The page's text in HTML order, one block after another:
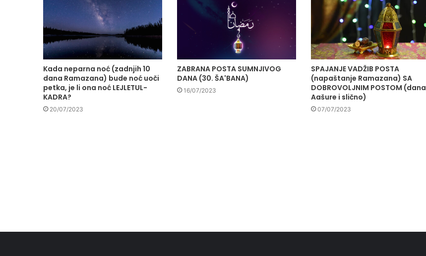
Kada neparna noć (zadnjih 10
dana Ramazana) bude noć uoči
petka, je li ona noć LEJLETUL-
KADRA?
20/07/2023
ZABRANA POSTA SUMNJIVOG
DANA (30. ŠA'BANA)
16/07/2023
SPAJANJE VADŽIB POSTA
(napaštanje Ramazana) SA
DOBROVOLJNIM POSTOM (dana
Aašure i slično)
07/07/2023